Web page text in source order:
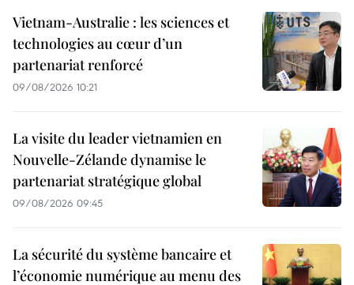
Vietnam-Australie : les sciences et
technologies au cœur d’un
partenariat renforcé
09/08/2026 10:21
La visite du leader vietnamien en
Nouvelle-Zélande dynamise le
partenariat stratégique global
09/08/2026 09:45
La sécurité du système bancaire et
l’économie numérique au menu des